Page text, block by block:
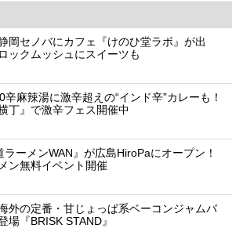
岡セノバにカフェ『けのひ堂ラボ』が出
ックムッシュにスイーツも
辛麻辣湯に激辛超えの“インド辛”カレーも！
丁』で激辛フェス開催中
ーメンWAN』が広島HiroPaにオープン！
ン無料イベント開催
外の定番・甘じょっぱ系ベーコンジャムバ
場『BRISK STAND』